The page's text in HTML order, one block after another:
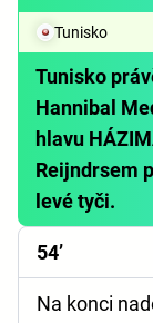
Tunisko
Tunisko
Hannibal
hlavu
Reijndrsem
levé tyči.
54’
Na konci